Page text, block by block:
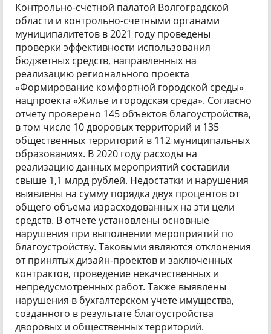
Контрольно-счетной палатой Волгоградской
области и контрольно-счетными органами
муниципалитетов в 2021 году проведены
проверки эффективности использования
бюджетных средств, направленных на
реализацию регионального проекта
«Формирование комфортной городской среды»
нацпроекта «Жилье и городская среда». Согласно
отчету проверено 145 объектов благоустройства,
в том числе 10 дворовых территорий и 135
общественных территорий в 112 муниципальных
образованиях. В 2020 году расходы на
реализацию данных мероприятий составили
свыше 1,1 млрд рублей. Недостатки и нарушения
выявлены на сумму порядка двух процентов от
общего объема израсходованных на эти цели
средств. В отчете установлены основные
нарушения при выполнении мероприятий по
благоустройству. Таковыми являются отклонения
от принятых дизайн-проектов и заключенных
контрактов, проведение некачественных и
непредусмотренных работ. Также выявлены
нарушения в бухгалтерском учете имущества,
созданного в результате благоустройства
дворовых и общественных территорий.